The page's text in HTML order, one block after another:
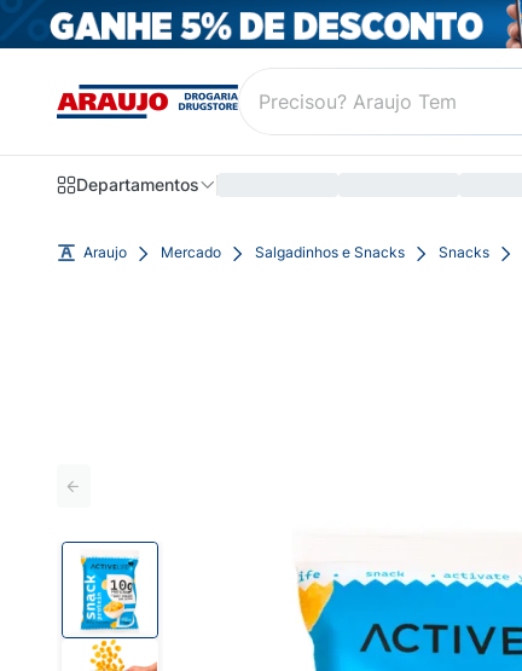
Departamentos
Araujo Mercado Salgadinhos e Snacks Snacks